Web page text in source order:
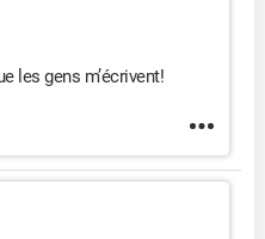
les gens m’écrivent!